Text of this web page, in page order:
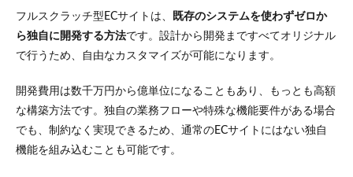
フルスクラッチ型ECサイトは、
既存のシステムを使わずゼロか
ら独自に開発する方法です。設計から開発まですべてオリジナル
で行うため、自由なカスタマイズが可能になります。
開発費用は数千万円から億単位になることもあり、もっとも高額
な構築方法です。独自の業務フローや特殊な機能要件がある場合
でも、制約なく実現できるため、通常のECサイトにはない独自
機能を組み込むことも可能です。